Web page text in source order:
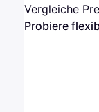
SHEIN
Vergleiche
Probiere